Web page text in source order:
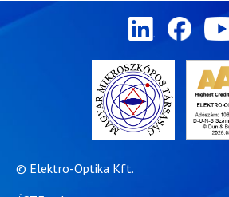
© Elektro-Optika Kft.